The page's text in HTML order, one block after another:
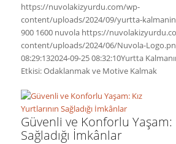
https://nuvolakizyurdu.com/wp-
content/uploads/2024/09/yurtta-
900 1600 nuvola https://
content/uploads/2024/06/Nuvola-
08:29:132024-09-25 08:32:10Yurtta
Etkisi: Odaklanmak ve Motive Kalmak
Güvenli ve Konforlu Yaşam:
Sağladığı İmkânlar